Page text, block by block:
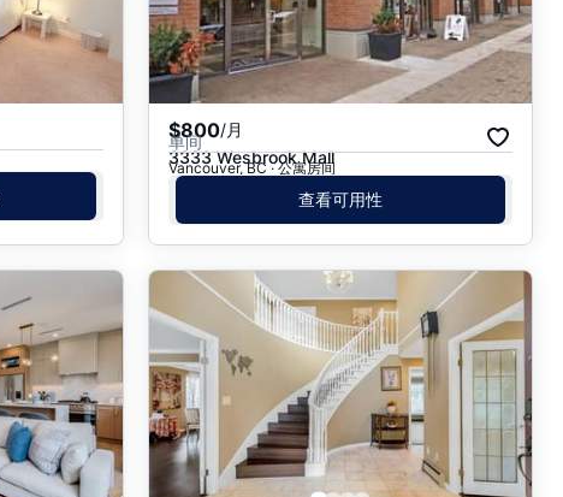
$800/月
单间
3333 Wesbrook Mall
Vancouver, BC · 公寓房间
查看可用性